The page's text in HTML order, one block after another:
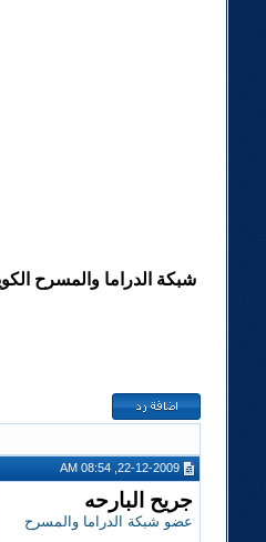
شبكة الدراما والمسرح
22-12-2009, 08:54 AM
جريح البارحه
عضو شبكة الدراما والمسرح